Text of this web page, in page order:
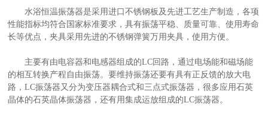
水浴恒温振荡器是采用进口不锈钢板及先进工艺生产制造，各项
性能指标均符合国家标准要求，具有振荡平稳、质量可靠、使用寿命
长等优点，夹具采用先进的不锈钢弹簧万用夹具，使用方便。
主要有由电容器和电感器组成的LC回路，通过电场能和磁场能
的相互转换产程自由振荡。要维持振荡还要有具有正反馈的放大电
路，LC振荡器又分为变压器耦合式和三点式振荡器，很多应用石英
晶体的石英晶体振荡器，还有用集成运放组成的LC振荡器。